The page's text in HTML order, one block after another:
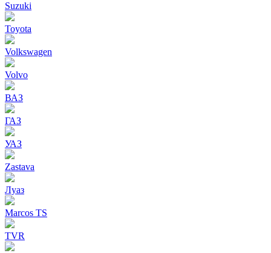
Suzuki
Toyota
Volkswagen
Volvo
ВАЗ
ГАЗ
УАЗ
Zastava
Луаз
Marcos TS
TVR